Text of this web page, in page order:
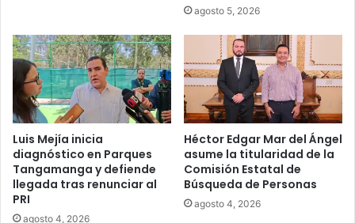
agosto 5, 2026
Luis Mejía inicia
diagnóstico en Parques
Tangamanga y defiende
llegada tras renunciar al
PRI
agosto 4, 2026
Héctor Edgar Mar del Ángel
asume la titularidad de la
Comisión Estatal de
Búsqueda de Personas
agosto 4, 2026